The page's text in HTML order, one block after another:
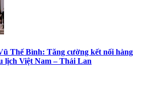
Thế Bình: Tăng cường kết nối hàng
lịch Việt Nam – Thái Lan